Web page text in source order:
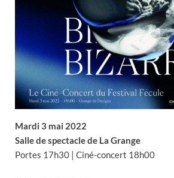
Mardi 3 mai 2022
Salle de spectacle de La Grange
Portes 17h30 | Ciné-concert 18h00